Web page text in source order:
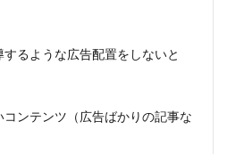
るような広告配置をしないと
ンテンツ（広告ばかりの記事な